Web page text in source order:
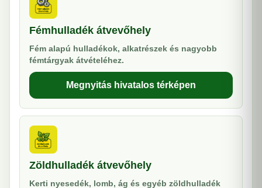
Fémhulladék átvevőhely
Fém alapú hulladékok, alkatrészek és nagyobb
fémtárgyak átvételéhez.
Megnyitás hivatalos térképen
Zöldhulladék átvevőhely
Kerti nyesedék, lomb, ág és egyéb zöldhulladék